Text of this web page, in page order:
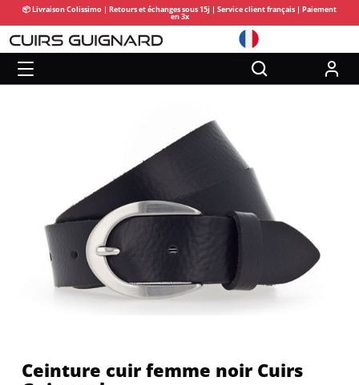
📦 Livraison Colissimo | Retours et échanges sous 15j | Service client français | Paiement
en 3x
Ceinture cuir femme noir Cuirs